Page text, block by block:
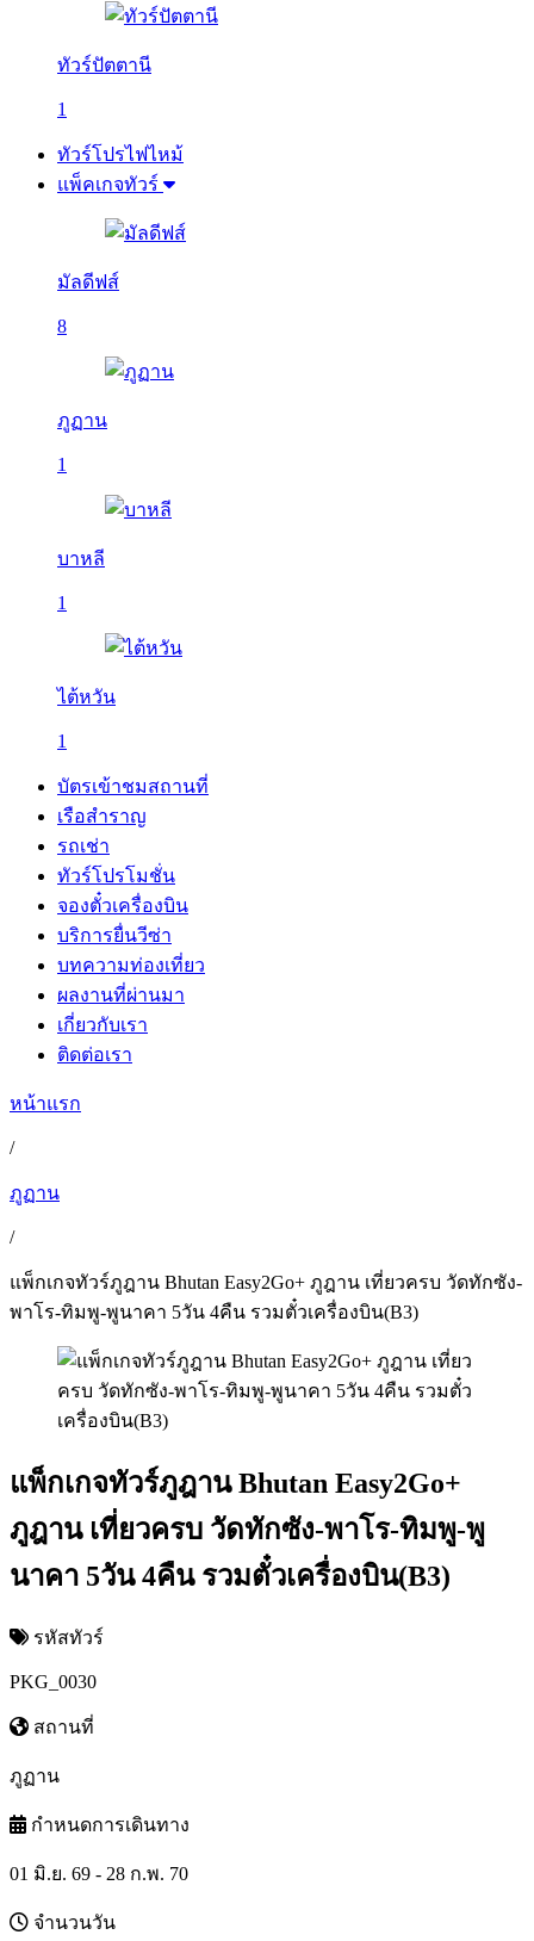
ทัวร์ปัตตานี
1
ทัวร์โปรไฟไหม้
แพ็คเกจทัวร์
มัลดีฟส์
8
ภูฏาน
1
บาหลี
1
ไต้หวัน
1
บัตรเข้าชมสถานที่
เรือสำราญ
รถเช่า
ทัวร์โปรโมชั่น
จองตั๋วเครื่องบิน
บริการยื่นวีซ่า
บทความท่องเที่ยว
ผลงานที่ผ่านมา
เกี่ยวกับเรา
ติดต่อเรา
หน้าแรก
/
ภูฏาน
/
แพ็กเกจทัวร์ภูฎาน Bhutan Easy2Go+ ภูฎาน เที่ยวครบ วัดทักซัง-
พาโร-ทิมพู-พูนาคา 5วัน 4คืน รวมตั๋วเครื่องบิน(B3)
แพ็กเกจทัวร์ภูฎาน Bhutan Easy2Go+
ภูฎาน เที่ยวครบ วัดทักซัง-พาโร-ทิมพู-พู
นาคา 5วัน 4คืน รวมตั๋วเครื่องบิน(B3)
รหัสทัวร์
PKG_0030
สถานที่
ภูฏาน
กำหนดการเดินทาง
01 มิ.ย. 69 - 28 ก.พ. 70
จำนวนวัน